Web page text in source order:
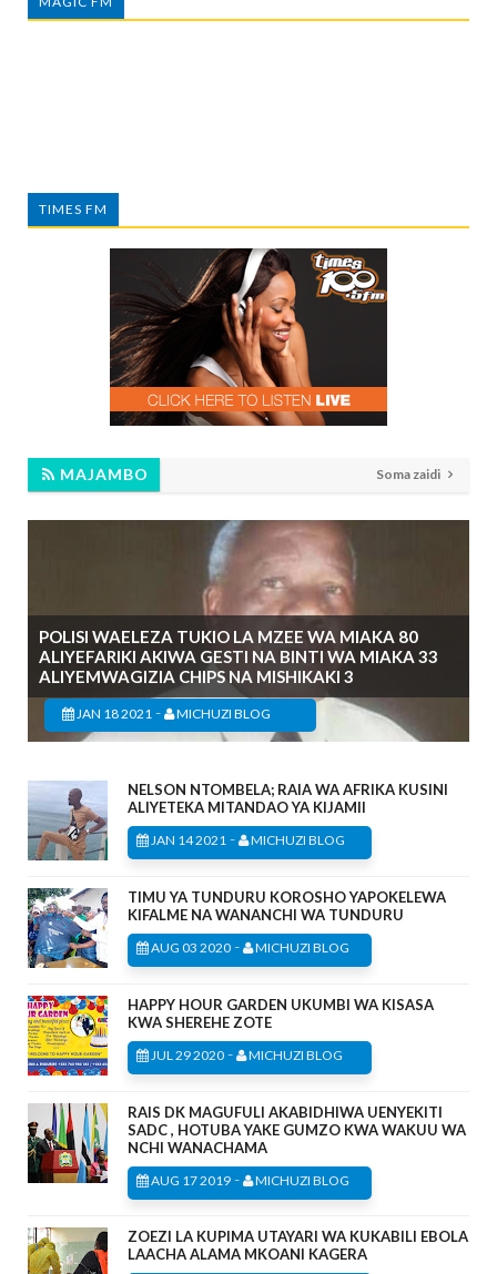
TIMES FM
MAJAMBO Soma zaidi
POLISI WAELEZA TUKIO LA MZEE WA MIAKA 80
ALIYEFARIKI AKIWA GESTI NA BINTI WA MIAKA 33
ALIYEMWAGIZIA CHIPS NA MISHIKAKI 3
JAN 18 2021 - MICHUZI BLOG
NELSON NTOMBELA; RAIA WA AFRIKA KUSINI
ALIYETEKA MITANDAO YA KIJAMII
JAN 14 2021 - MICHUZI BLOG
TIMU YA TUNDURU KOROSHO YAPOKELEWA
KIFALME NA WANANCHI WA TUNDURU
AUG 03 2020 - MICHUZI BLOG
HAPPY HOUR GARDEN UKUMBI WA KISASA
KWA SHEREHE ZOTE
JUL 29 2020 - MICHUZI BLOG
RAIS DK MAGUFULI AKABIDHIWA UENYEKITI
SADC , HOTUBA YAKE GUMZO KWA WAKUU WA
NCHI WANACHAMA
AUG 17 2019 - MICHUZI BLOG
ZOEZI LA KUPIMA UTAYARI WA KUKABILI EBOLA
LAACHA ALAMA MKOANI KAGERA